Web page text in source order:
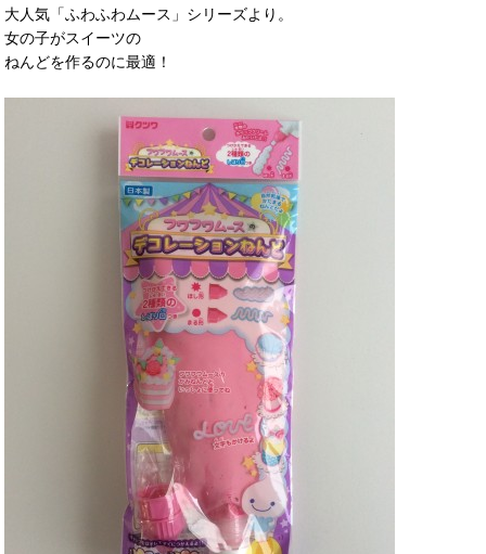
大人気「ふわふわムース」シリーズより。
女の子がスイーツの
ねんどを作るのに最適！